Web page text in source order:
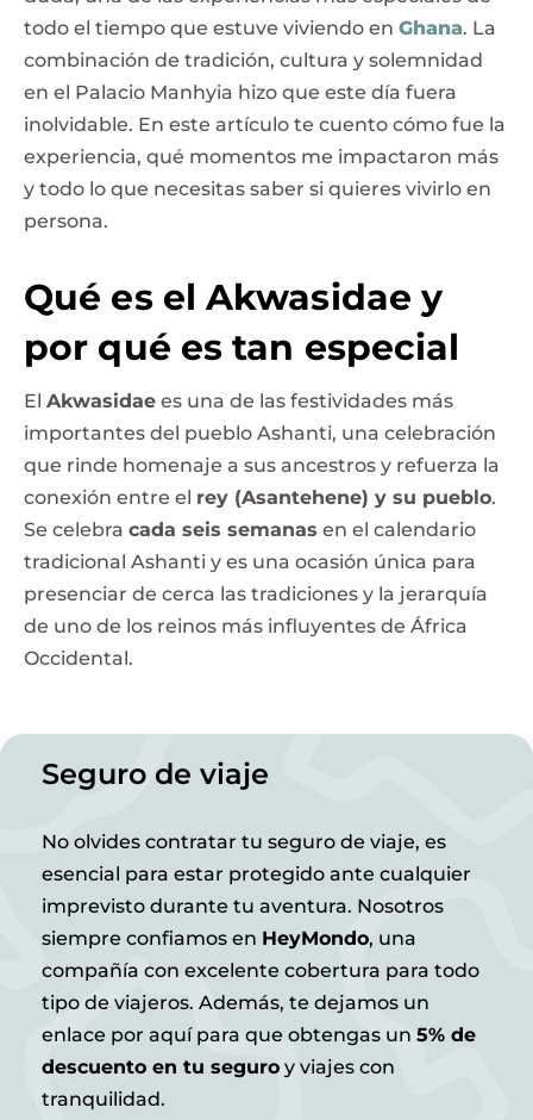
todo el tiempo que estuve viviendo en Ghana. La
combinación de tradición, cultura y solemnidad
en el Palacio Manhyia hizo que este día fuera
inolvidable. En este artículo te cuento cómo fue la
experiencia, qué momentos me impactaron más
y todo lo que necesitas saber si quieres vivirlo en
persona.
Qué es el Akwasidae y
por qué es tan especial
El Akwasidae es una de las festividades más
importantes del pueblo Ashanti, una celebración
que rinde homenaje a sus ancestros y refuerza la
conexión entre el rey (Asantehene) y su pueblo.
Se celebra cada seis semanas en el calendario
tradicional Ashanti y es una ocasión única para
presenciar de cerca las tradiciones y la jerarquía
de uno de los reinos más influyentes de África
Occidental.
Seguro de viaje
No olvides contratar tu seguro de viaje, es
esencial para estar protegido ante cualquier
imprevisto durante tu aventura. Nosotros
siempre confiamos en HeyMondo, una
compañía con excelente cobertura para todo
tipo de viajeros. Además, te dejamos un
enlace por aquí para que obtengas un 5% de
descuento en tu seguro y viajes con
tranquilidad.